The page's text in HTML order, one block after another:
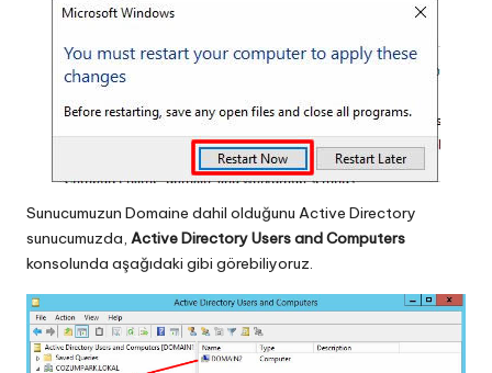
Sunucumuzun Domaine dahil olduğunu Active Directory
sunucumuzda, Active Directory Users and Computers
konsolunda aşağıdaki gibi görebiliyoruz.